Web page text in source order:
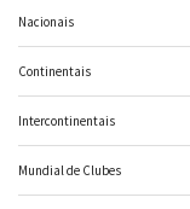
Nacionais
Continentais
Intercontinentais
Mundial de Clubes